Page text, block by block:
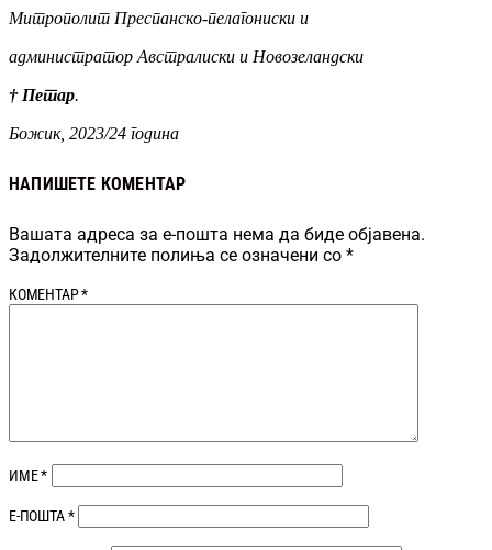
Митрополит Преспанско-пелагониски и
администратор Австралиски и Новозеландски
† Петар.
Божик, 2023/24 година
НАПИШЕТЕ КОМЕНТАР
Вашата адреса за е-пошта нема да биде објавена.
Задолжителните полиња се означени со *
КОМЕНТАР*
ИМЕ*
Е-ПОШТА*